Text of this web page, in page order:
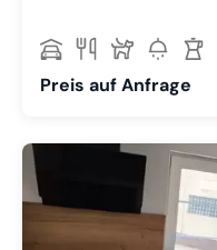
Preis auf Anfrage